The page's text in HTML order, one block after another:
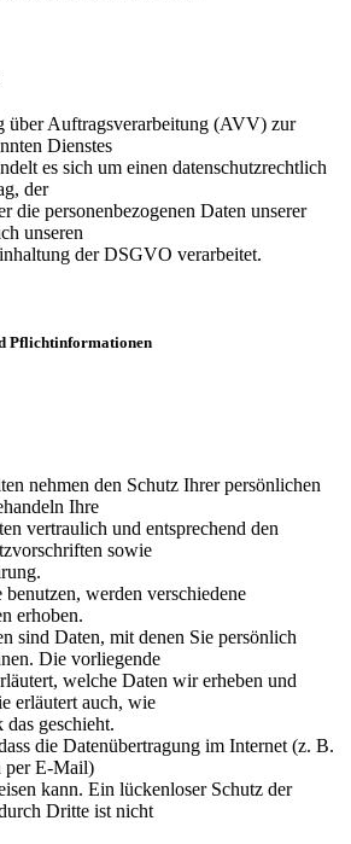
über Auftragsverarbeitung (AVV) zur
Dienstes
es sich um einen datenschutzrechtlich
der
die personenbezogenen Daten unserer
unseren
der DSGVO verarbeitet.
Pflichtinformationen
nehmen den Schutz Ihrer persönlichen
Ihre
vertraulich und entsprechend den
sowie
benutzen, werden verschiedene
erhoben.
sind Daten, mit denen Sie persönlich
Die vorliegende
welche Daten wir erheben und
erläutert auch, wie
geschieht.
die Datenübertragung im Internet (z. B.
per E-Mail)
kann. Ein lückenloser Schutz der
Dritte ist nicht